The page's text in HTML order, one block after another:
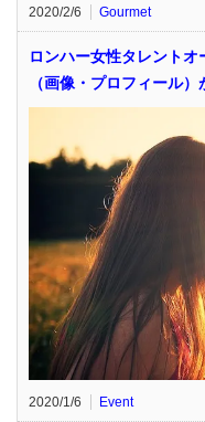
2020/2/6 Gourmet
ロンハー女性タレント
（画像・プロフィール）
2020/1/6 Event